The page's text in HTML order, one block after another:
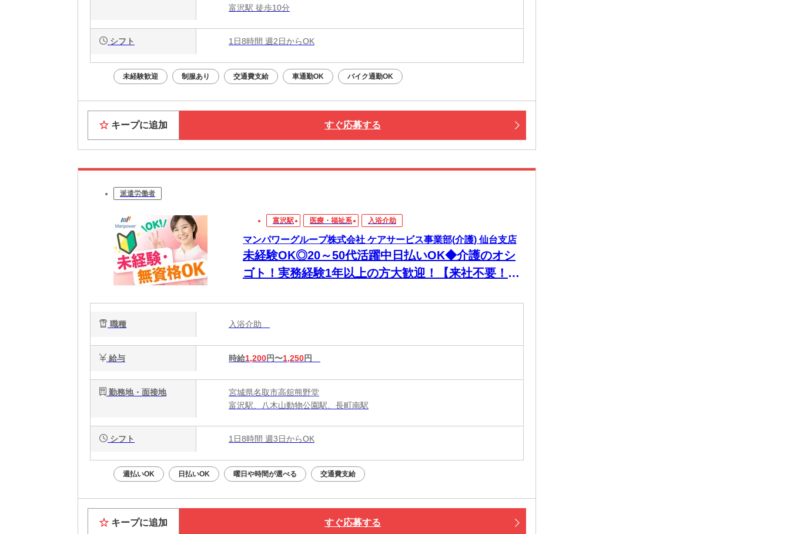
富沢駅 徒歩10分
シフト 1日8時間 週2日からOK
未経験歓迎 制服あり 交通費支給 車通勤OK バイク通勤OK
キープに追加 すぐ応募する
派遣労働者
富沢駅 医療・福祉系 入浴介助
マンパワーグループ株式会社 ケアサービス事業部(介護) 仙台支店
未経験OK◎20～50代活躍中日払いOK◆介護のオシ
ゴト！実務経験1年以上の方大歓迎！【来社不要！
職種 入浴介助
給与 時給1,200円〜1,250円
勤務地・面接地
宮城県名取市高舘熊野堂
富沢駅、八木山動物公園駅、長町南駅
シフト 1日8時間 週3日からOK
週払いOK 日払いOK 曜日や時間が選べる 交通費支給
キープに追加 すぐ応募する